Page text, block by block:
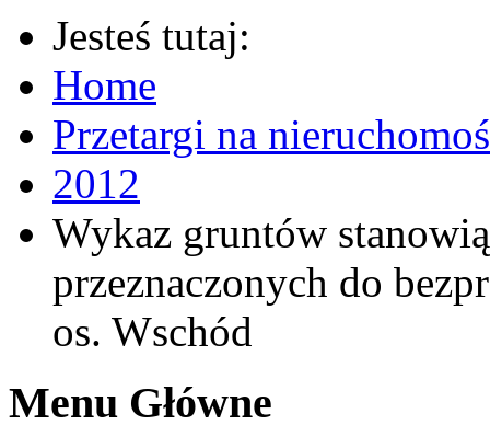
Jesteś tutaj:
Home
Przetargi na
2012
Wykaz gruntów
przeznaczonych do
os. Wschód
Menu Główne